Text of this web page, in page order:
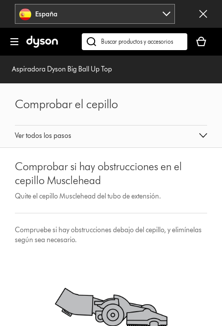
Omitir
navegación España
Buscar
en
dyson.es
cesta
está
Aspiradora Dyson Big Ball Up Top
Ver todos los pasos
Comprobar el cepillo
Comprobar si hay obstrucciones en el
cepillo Musclehead
Quite el cepillo Musclehead del tubo de extensión.
Compruebe si hay obstrucciones debajo del cepillo, y elimínelas
según sea necesario.